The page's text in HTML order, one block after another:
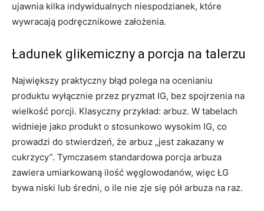
ujawnia kilka indywidualnych niespodzianek, które
wywracają podręcznikowe założenia.
Ładunek glikemiczny a porcja na talerzu
Największy praktyczny błąd polega na ocenianiu
produktu wyłącznie przez pryzmat IG, bez spojrzenia na
wielkość porcji. Klasyczny przykład: arbuz. W tabelach
widnieje jako produkt o stosunkowo wysokim IG, co
prowadzi do stwierdzeń, że arbuz „jest zakazany w
cukrzycy”. Tymczasem standardowa porcja arbuza
zawiera umiarkowaną ilość węglowodanów, więc ŁG
bywa niski lub średni, o ile nie zje się pół arbuza na raz.